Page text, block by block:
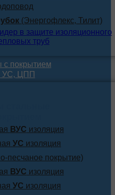
(Энергофлекс, Тилит)
с покрытием
УС, ЦПП
ВУС изоляция
УС изоляция
песчаное покрытие)
ВУС изоляция
УС изоляция